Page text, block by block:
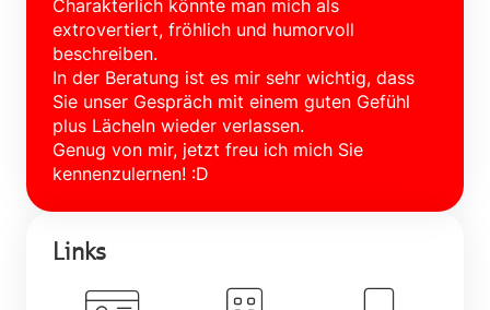
Charakterlich könnte man mich als
extrovertiert, fröhlich und humorvoll
beschreiben.
In der Beratung ist es mir sehr wichtig, dass
Sie unser Gespräch mit einem guten Gefühl
plus Lächeln wieder verlassen.
Genug von mir, jetzt freu ich mich Sie
kennenzulernen! :D
Links